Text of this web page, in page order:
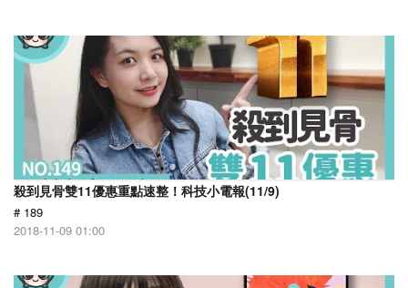
殺到見骨雙11優惠重點速整！科技小電報(11/9)
# 189
2018-11-09 01:00